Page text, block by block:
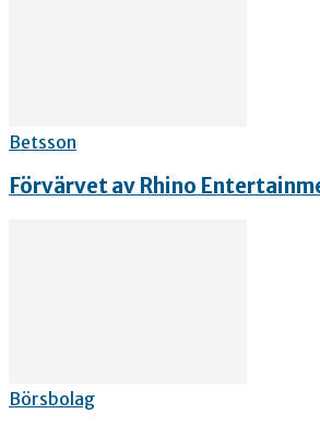
Betsson
Förvärvet av Rhino
Börsbolag